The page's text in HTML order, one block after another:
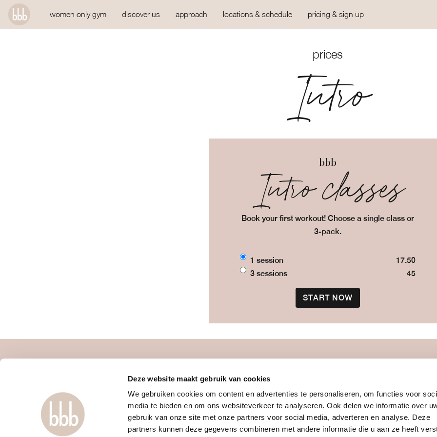
Deze website maakt gebruik van cookies
We gebruiken cookies om content en advertenties te personaliseren, om functies voor
media te bieden en om ons websiteverkeer te analyseren. Ook delen we informatie over
gebruik van onze site met onze partners voor social media, adverteren en analyse. Deze
partners kunnen deze gegevens combineren met andere informatie die u aan ze heeft
women only gym discover us approach locations & schedule pricing & sign up
prices
Intro
bbb
Intro classes
Book your first workout! Choose a single class or
3-pack.
1 session
17.50
3 sessions
45
START NOW
discover us
approach
locations & schedule
faq
mail us
webapp
team
recipes
membership
working at
your own